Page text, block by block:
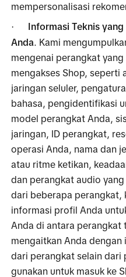
mempersonalisasi
·
Informasi Teknis
Anda. Kami
mengenai perangkat
mengakses Shop, seperti
jaringan seluler,
bahasa, pengidentifikasi
model perangkat Anda,
jaringan, ID perangkat,
operasi Anda, nama dan
atau ritme ketikan,
dan perangkat audio
dari beberapa perangkat,
informasi profil Anda
Anda di antara perangkat
mengaitkan Anda
dari perangkat selain dari
gunakan untuk masuk ke